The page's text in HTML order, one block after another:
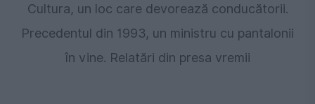
Cultura, un loc care devorează conducătorii.
Precedentul din 1993, un ministru cu pantalonii
în vine. Relatări din presa vremii